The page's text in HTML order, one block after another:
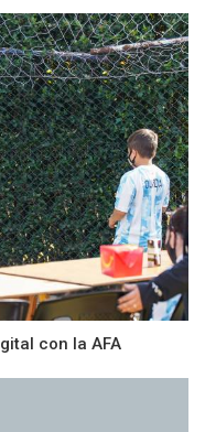
con la AFA